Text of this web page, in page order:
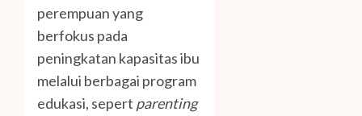
perempuan yang
berfokus pada
peningkatan kapasitas ibu
melalui berbagai program
edukasi, sepert parenting